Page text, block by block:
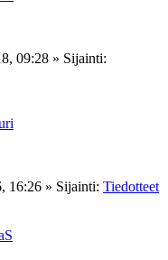
09:28 » Sijainti:
16:26 » Sijainti: Tiedotteet